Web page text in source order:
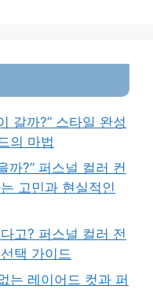
갈까?” 스타일 완성
의 마법
까?” 퍼스널 컬러 컨
고민과 현실적인
고? 퍼스널 컬러 전
택 가이드
는 레이어드 컷과 퍼